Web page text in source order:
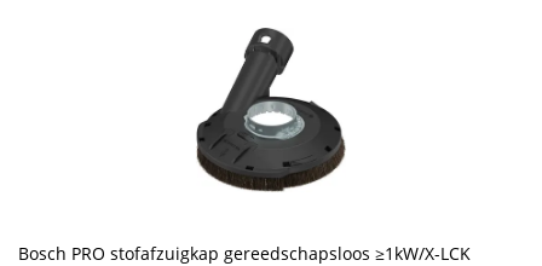
Bosch PRO stofafzuigkap gereedschapsloos ≥1kW/X-LCK